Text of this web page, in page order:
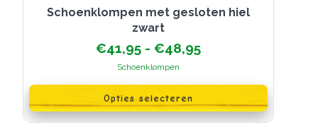
Schoenklompen met gesloten hiel
zwart
€41,95 - €48,95Prijsklasse:
€48,95
Schoenklompen
Opties selecteren
product
heeft
meerdere
variaties.